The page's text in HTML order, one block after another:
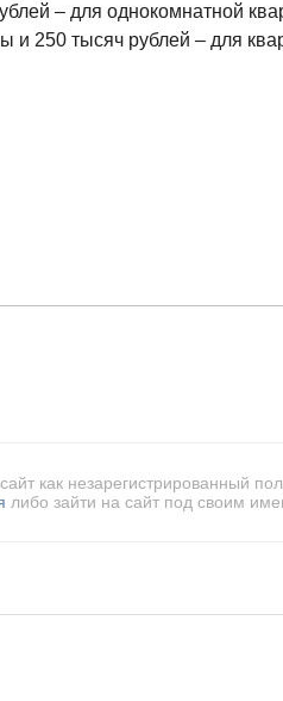
– для однокомнатной
и 250 тысяч рублей – для
как незарегистрированный
либо зайти на сайт под своим